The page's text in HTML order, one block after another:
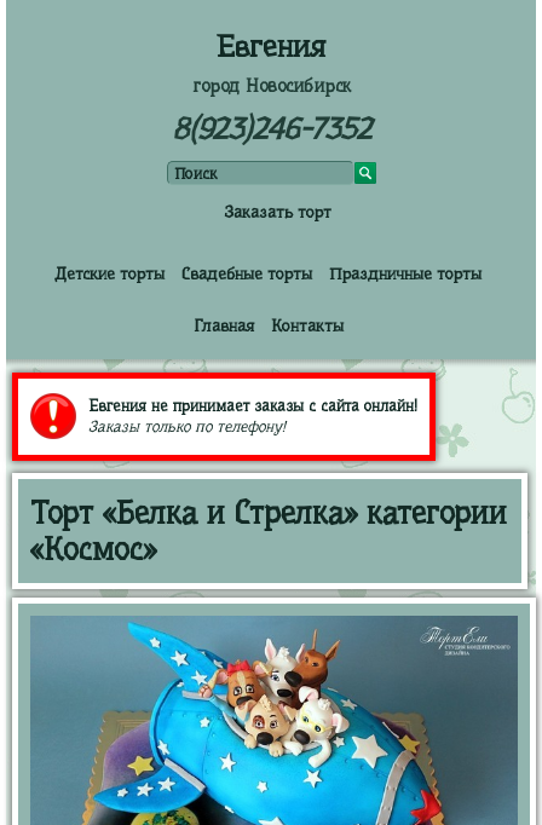
Евгения
город Новосибирск
8(923)246-7352
Заказать торт
Детские торты Свадебные торты Праздничные торты
Главная Контакты
Евгения не принимает заказы с сайта онлайн!
Заказы только по телефону!
Торт «Белка и Стрелка» категории
«Космос»